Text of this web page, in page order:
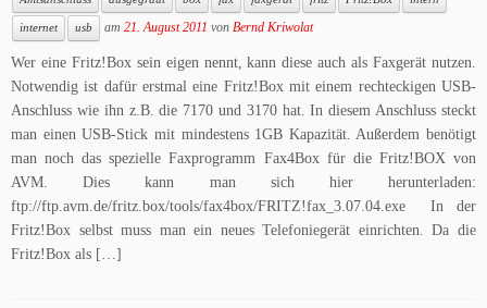
internet usb am 21. August 2011 von Bernd Kriwolat
Wer eine Fritz!Box sein eigen nennt, kann diese auch als Faxgerät nutzen.
Notwendig ist dafür erstmal eine Fritz!Box mit einem rechteckigen USB-
Anschluss wie ihn z.B. die 7170 und 3170 hat. In diesem Anschluss steckt
man einen USB-Stick mit mindestens 1GB Kapazität. Außerdem benötigt
man noch das spezielle Faxprogramm Fax4Box für die Fritz!BOX von
AVM. Dies kann man sich hier herunterladen:
ftp://ftp.avm.de/fritz.box/tools/fax4box/FRITZ!fax_3.07.04.exe In der
Fritz!Box selbst muss man ein neues Telefoniegerät einrichten. Da die
Fritz!Box als […]